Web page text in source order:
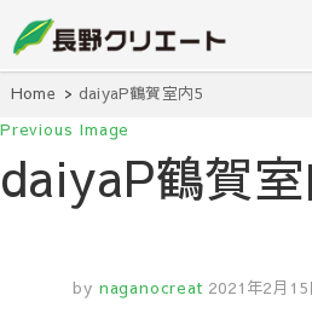
長野クリエ
ート
せください！
Home daiyaP鶴賀室内5
Previous Image
daiyaP鶴賀
by naganocreat 2021年2月15